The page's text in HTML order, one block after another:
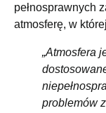
pełnosprawnych
atmosferę, w
„Atmosfera
problemów